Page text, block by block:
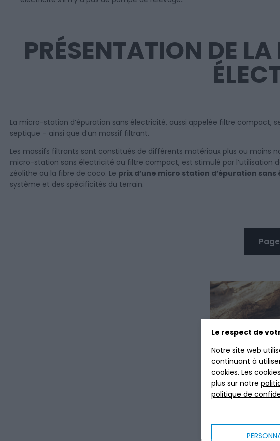
Le respect de
Notre site web
continuant à
cookies. Les
plus sur notre
politique de
PRÉSENTATION DE
La micro-station d’épuration sans électricité, aussi appelée filtre compact,
septique – ainsi que d’un massif filtrant.
Les massifs filtrants sont constitués de différents matériaux plus ou moins
micro-station sans électricité ou filtre compact, est stimulé par l’utilisation
zéolithe ou la fibre de coco. Le prix d’une micro station d’épuration
système et des spécificités du terrain.